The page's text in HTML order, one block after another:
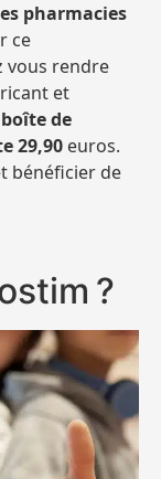
pharmacies
ce
vous rendre
et
de
29,90 euros.
bénéficier de
?